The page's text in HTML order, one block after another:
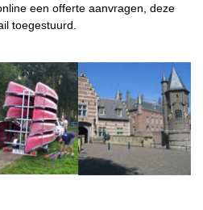
een offerte aanvragen, deze
toegestuurd.